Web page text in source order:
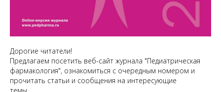
Дорогие читатели!
Предлагаем посетить веб-сайт журнала "Педиатрическая
фармакология", ознакомиться с очередным номером и
прочитать статьи и сообщения на интересующие